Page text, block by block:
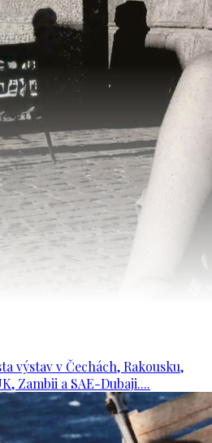
výstav v Čechách, Rakousku,
Zambii a SAE-Dubaji....